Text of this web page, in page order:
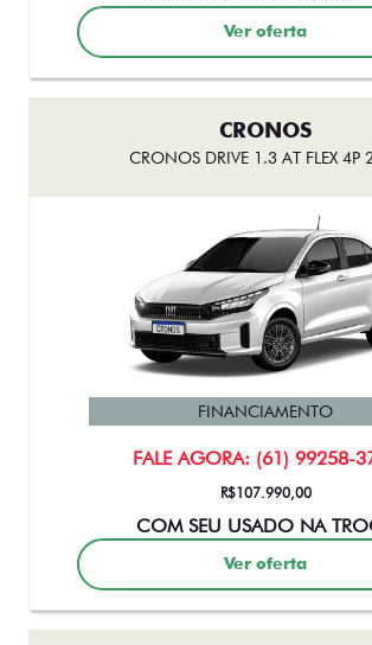
FALE AGORA: (61) 99258-
FINANCIAMENTO
R$103.990,00
COM SEU USADO NA
Ver oferta
CRONOS
CRONOS DRIVE 1.3 AT FLEX 4P
FINANCIAMENTO